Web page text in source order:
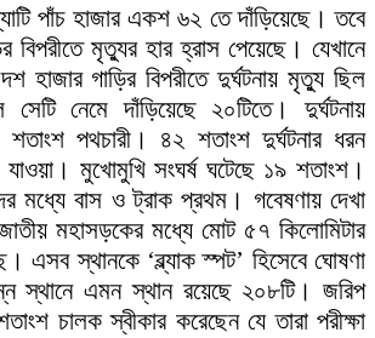
পাঁচ হাজার একশ ৬২ তে দাঁড়িয়েছে। তবে
মৃত্যুর হার হ্রাস পেয়েছে। যেখানে
হাজার গাড়ির বিপরীতে দুর্ঘটনায় মৃত্যু ছিল
নেমে দাঁড়িয়েছে ২০টিতে। দুর্ঘটনায়
পথচারী। ৪২ শতাংশ দুর্ঘটনার ধরন
যাওয়া। মুখোমুখি সংঘর্ষ ঘটেছে ১৯ শতাংশ।
মধ্যে বাস ও ট্রাক প্রথম। গবেষণায় দেখা
মহাসড়কের মধ্যে মোট ৫৭ কিলোমিটার
এসব স্থানকে ‘ব্ল্যাক স্পট’ হিসেবে ঘোষণা
স্থানে এমন স্থান রয়েছে ২০৮টি। জরিপ
চালক স্বীকার করেছেন যে তারা পরীক্ষা